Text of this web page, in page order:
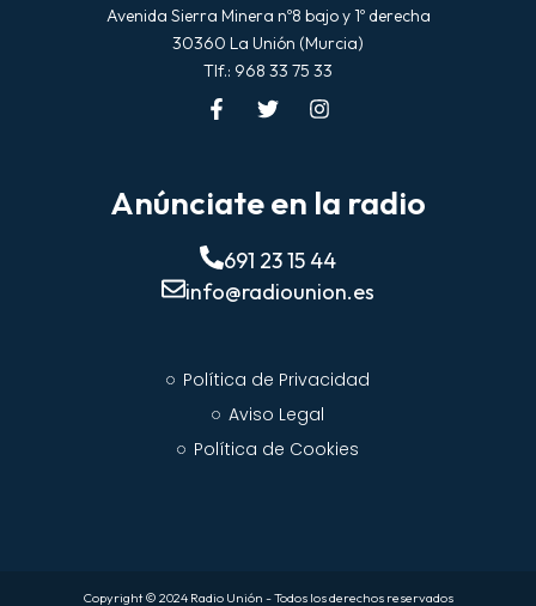
Avenida Sierra Minera nº8 bajo y 1º derecha
30360 La Unión (Murcia)
Tlf.: 968 33 75 33
Anúnciate en la radio
691 23 15 44
info@radiounion.es
Política de Privacidad
Aviso Legal
Política de Cookies
Copyright © 2024 Radio Unión - Todos los derechos reservados